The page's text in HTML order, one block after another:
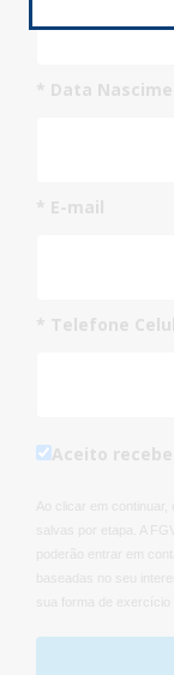
* Data
* E-mail
* Telefone
Aceito
Ao clicar em
salvas por etapa. A
poderão entrar em
baseadas no seu
sua forma de